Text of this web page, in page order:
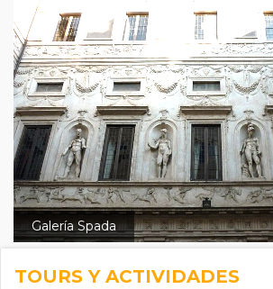
Galería Spada
TOURS Y ACTIVIDADES